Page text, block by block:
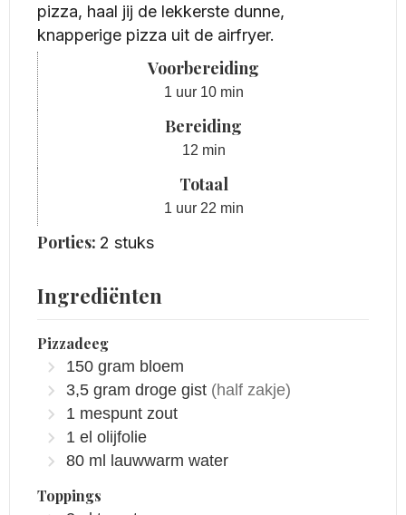
pizza, haal jij de lekkerste dunne,
knapperige pizza uit de airfryer.
Voorbereiding
1 uur
uur 10minuten
min
Bereiding
12minuten
min
Totaal
1 uur
uur 22minuten
min
Porties: 2 stuks
Ingrediënten
Pizzadeeg
150 gram bloem
3,5 gram droge gist (half zakje)
1 mespunt zout
1 el olijfolie
80 ml lauwwarm water
Toppings